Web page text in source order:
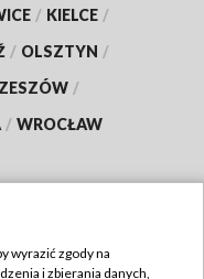
/ KIELCE /
/ OLSZTYN /
/
/ WROCŁAW
wyrazić zgody na
i zbierania danych,